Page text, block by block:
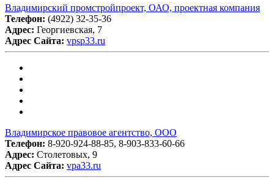
Владимирский промстройпроект, ОАО, проектная компания
Телефон: (4922) 32-35-36
Адрес: Георгиевская, 7
Адрес Сайта: vpsp33.ru
Владимирское правовое агентство, ООО
Телефон: 8-920-924-88-85, 8-903-833-60-66
Адрес: Столетовых, 9
Адрес Сайта: vpa33.ru